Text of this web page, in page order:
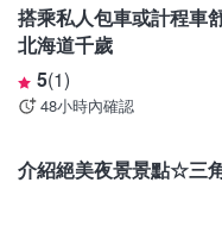
搭乘私人包車或計程車
北海道千歲
5(1)
48小時內確認
介紹絕美夜景景點☆三